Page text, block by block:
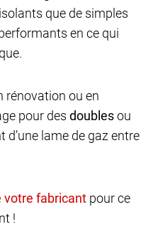
que de simples
en ce qui
rénovation ou en
pour des doublesou
lame de gaz entre
pour ce
!